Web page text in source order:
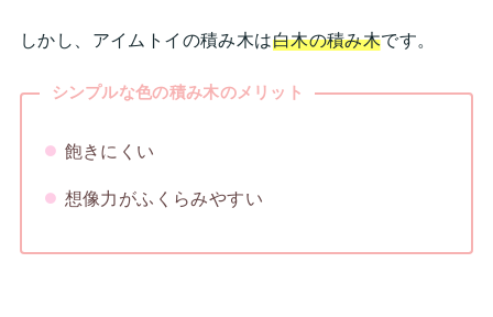
しかし、アイムトイの積み木は白木の積み木です。
シンプルな色の積み木のメリット
飽きにくい
想像力がふくらみやすい